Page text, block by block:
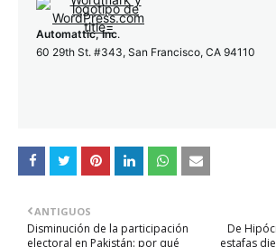
Automattic, Inc.
60 29th St. #343, San Francisco, CA 94110
De
estafas
ANTIGUOS
Disminución de la participación
electoral en Pakistán: por qué